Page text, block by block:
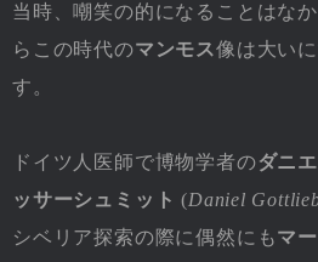
当時、嘲笑の的になることはな
らこの時代のマンモス像は大い
す。
ドイツ人医師で博物学者のダニ
ッサーシュミット (Daniel
シベリア探索の際に偶然にもマ